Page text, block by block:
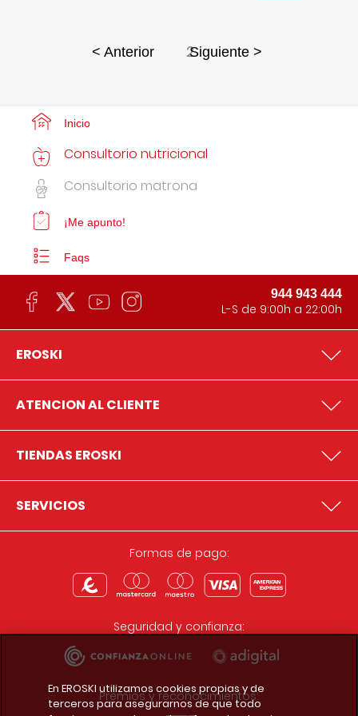
< Anterior 2Siguiente >
Inicio
Consultorio nutricional
Consultorio matrona
¡Me apunto!
Faqs
944 943 444
L-S de 9:00h a 22:00h
EROSKI
ATENCION AL CLIENTE
TIENDAS EROSKI
SERVICIOS
Formas de pago:
Seguridad y confianza:
Premios y reconocimientos:
En EROSKI utilizamos cookies propias y de
terceros para asegurarnos de que todo